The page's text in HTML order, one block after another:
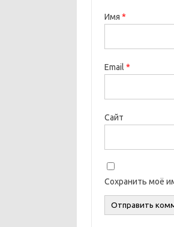
Имя *
Email *
Сайт
Сохранить моё